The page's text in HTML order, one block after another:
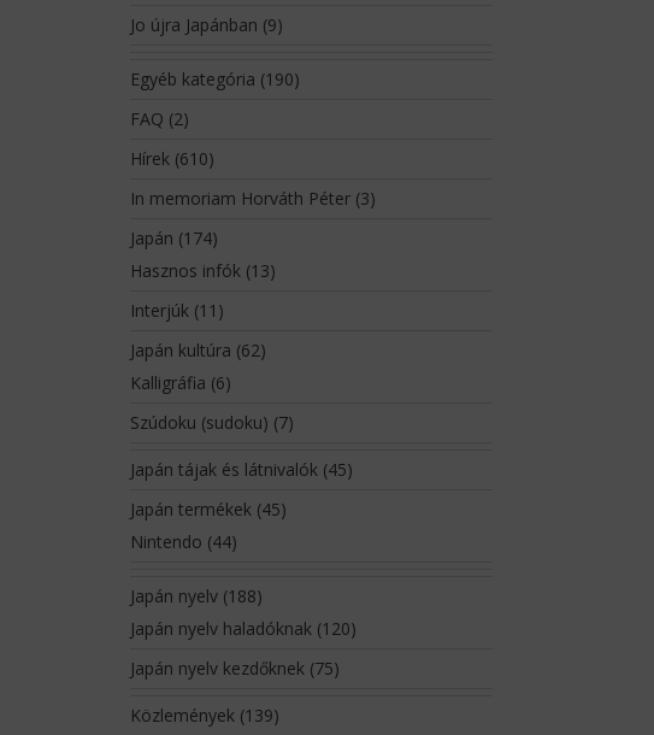
Jo újra Japánban (9)
Egyéb kategória (190)
FAQ (2)
Hírek(610)
In memoriam Horváth Péter(3)
Japán (174)
Hasznos infók(13)
Interjúk(11)
Japán kultúra (62)
Kalligráfia (6)
Szúdoku (sudoku) (7)
Japán tájak és látnivalók(45)
Japán termékek(45)
Nintendo (44)
Japán nyelv(188)
Japán nyelv haladóknak(120)
Japán nyelv kezdőknek(75)
Közlemények(139)